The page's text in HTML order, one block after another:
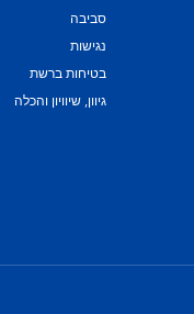
סביבה
נגישות
בטיחות ברשת
גיוון, שיוויון והכלה